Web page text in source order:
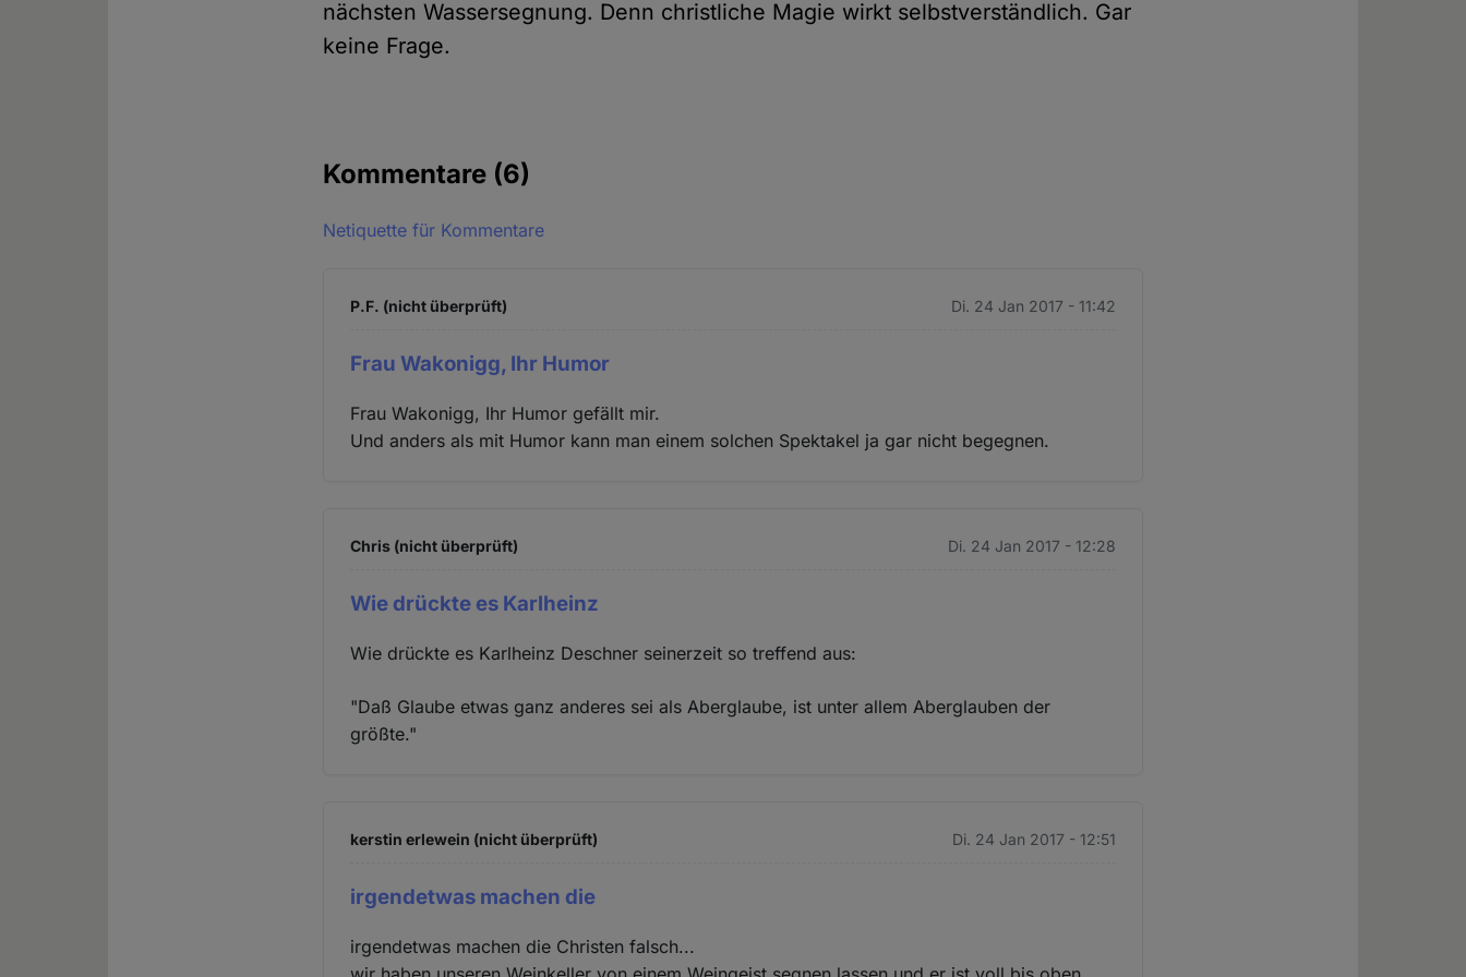
nächsten Wassersegnung. Denn christliche Magie wirkt selbstverständlich. Gar
keine Frage.
Kommentare (6)
Netiquette für Kommentare
P.F. (nicht überprüft) Di. 24 Jan 2017 - 11:42
Frau Wakonigg, Ihr Humor
Frau Wakonigg, Ihr Humor gefällt mir.
Und anders als mit Humor kann man einem solchen Spektakel ja gar nicht begegnen.
Chris (nicht überprüft) Di. 24 Jan 2017 - 12:28
Wie drückte es Karlheinz
Wie drückte es Karlheinz Deschner seinerzeit so treffend aus:
"Daß Glaube etwas ganz anderes sei als Aberglaube, ist unter allem Aberglauben der
größte."
kerstin erlewein (nicht überprüft) Di. 24 Jan 2017 - 12:51
irgendetwas machen die
irgendetwas machen die Christen falsch...